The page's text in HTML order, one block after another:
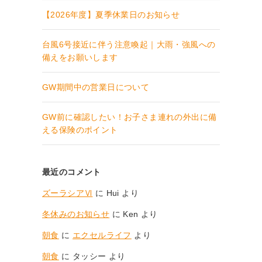
【2026年度】夏季休業日のお知らせ
台風6号接近に伴う注意喚起｜大雨・強風への
備えをお願いします
GW期間中の営業日について
GW前に確認したい！お子さま連れの外出に備
える保険のポイント
最近のコメント
ズーラシアⅥ に Hui より
冬休みのお知らせ に Ken より
朝食 に エクセルライフ より
朝食 に タッシー より